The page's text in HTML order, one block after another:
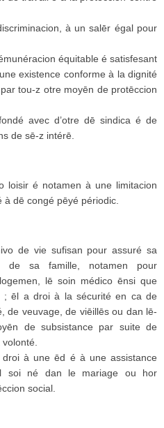
à un salēr égal pour
équitable é satisfesant
existence conforme à la dignité
tou-z otre moyēn de protēccion
avec d’otre dē sindica é de
de sē-z intérē.
loisir é notamen à une limitacion
dē congé pēyé périodic.
de vie sufisan pour assuré sa
de sa famille, notamen pour
lē soin médico ēnsi que
; ēl a droi à la sécurité en ca de
de veuvage, de viēillēs ou dan lē-
de subsistance par suite de
à une ēd é à une assistance
soi né dan le mariage ou hor
social.